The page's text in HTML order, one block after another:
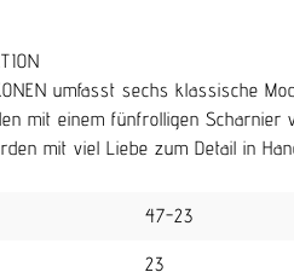
umfasst sechs klassische
mit einem fünfrolligen Scharnier
mit viel Liebe zum Detail in
47-23
23